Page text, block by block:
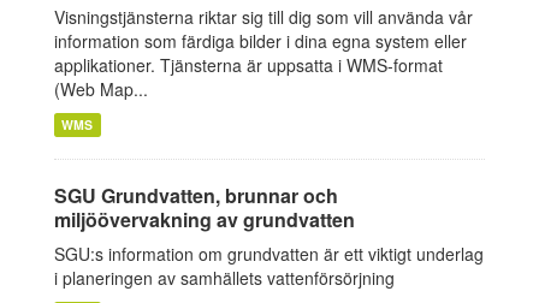
Visningstjänsterna riktar sig till dig som vill använda vår
information som färdiga bilder i dina egna system eller
applikationer. Tjänsterna är uppsatta i WMS-format
(Web Map...
WMS
SGU Grundvatten, brunnar och
miljöövervakning av grundvatten
SGU:s information om grundvatten är ett viktigt underlag
i planeringen av samhällets vattenförsörjning